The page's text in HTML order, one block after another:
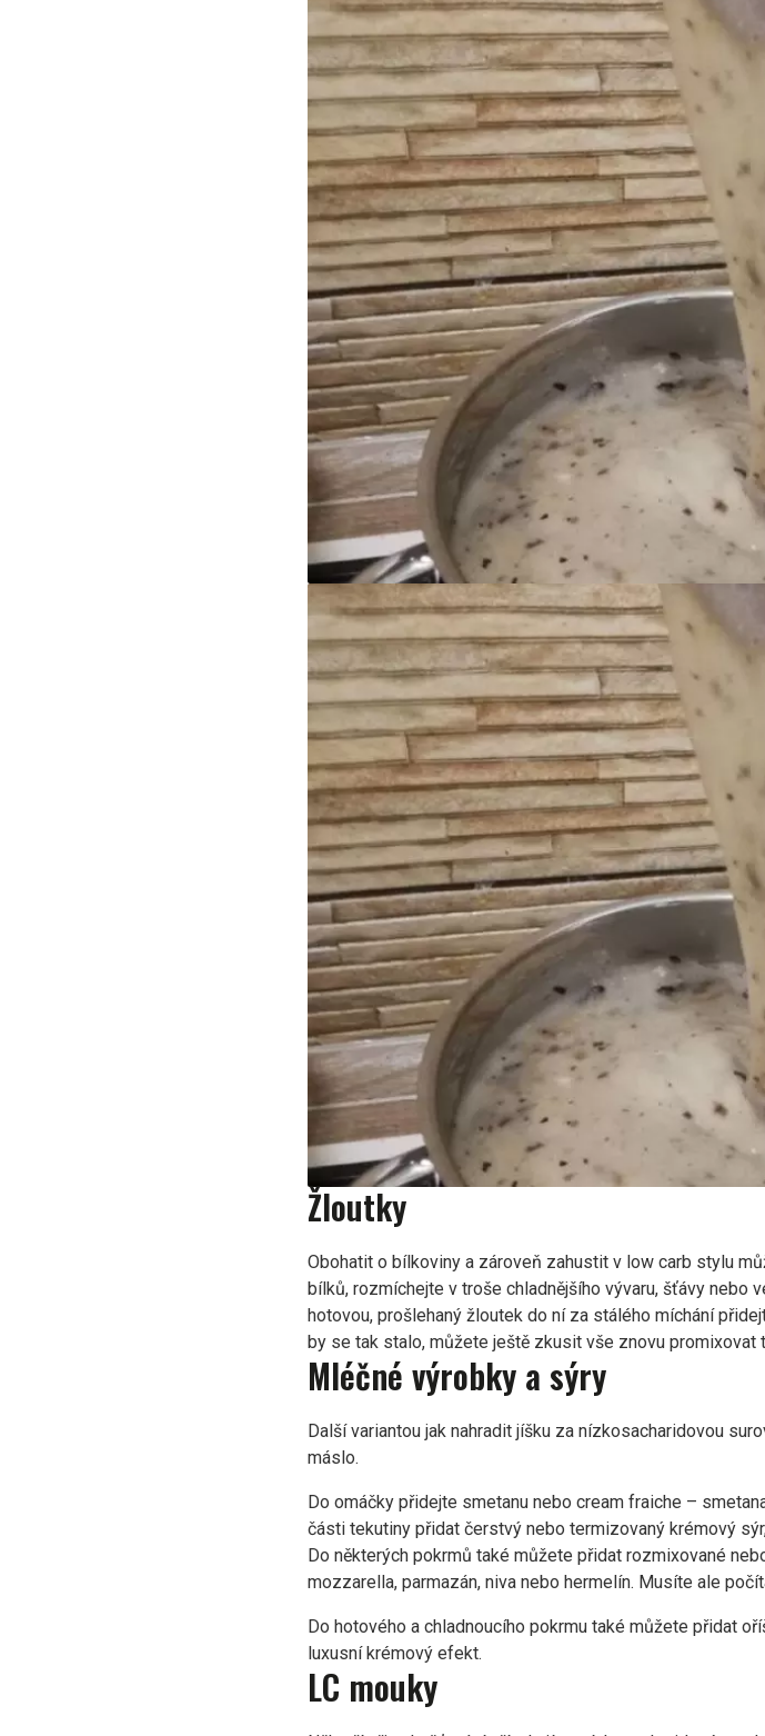
Žloutky
Obohatit o bílkoviny a zároveň zahustit v low carb stylu
bílků, rozmíchejte v troše chladnějšího vývaru, šťávy nebo
hotovou, prošlehaný žloutek do ní za stálého míchání
by se tak stalo, můžete ještě zkusit vše znovu promixovat
Mléčné výrobky a sýry
Další variantou jak nahradit jíšku za nízkosacharidovou
máslo.
Do omáčky přidejte smetanu nebo cream fraiche –
části tekutiny přidat čerstvý nebo termizovaný krémový
Do některých pokrmů také můžete přidat rozmixované
mozzarella, parmazán, niva nebo hermelín. Musíte ale
Do hotového a chladnoucího pokrmu také můžete přidat
luxusní krémový efekt.
LC mouky